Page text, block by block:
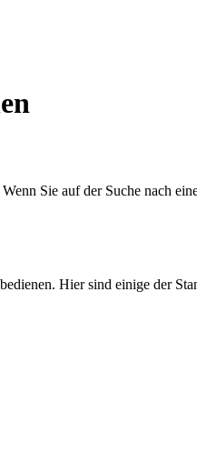
Sie auf der Suche nach
Hier sind einige der